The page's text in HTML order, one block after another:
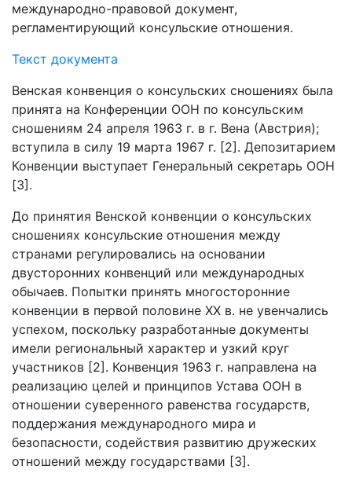
международно-правовой документ,
регламентирующий консульские отношения.
Текст документа
Венская конвенция о консульских сношениях была
принята на Конференции ООН по консульским
сношениям 24 апреля 1963 г. в г. Вена (Австрия);
вступила в силу 19 марта 1967 г. [2]. Депозитарием
Конвенции выступает Генеральный секретарь ООН
[3].
До принятия Венской конвенции о консульских
сношениях консульские отношения между
странами регулировались на основании
двусторонних конвенций или международных
обычаев. Попытки принять многосторонние
конвенции в первой половине XX в. не увенчались
успехом, поскольку разработанные документы
имели региональный характер и узкий круг
участников [2]. Конвенция 1963 г. направлена на
реализацию целей и принципов Устава ООН в
отношении суверенного равенства государств,
поддержания международного мира и
безопасности, содействия развитию дружеских
отношений между государствами [3].